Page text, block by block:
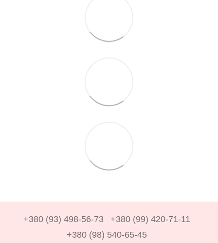
+380 (93) 498-56-73
+380 (99) 420-71-11
+380 (98) 540-65-45